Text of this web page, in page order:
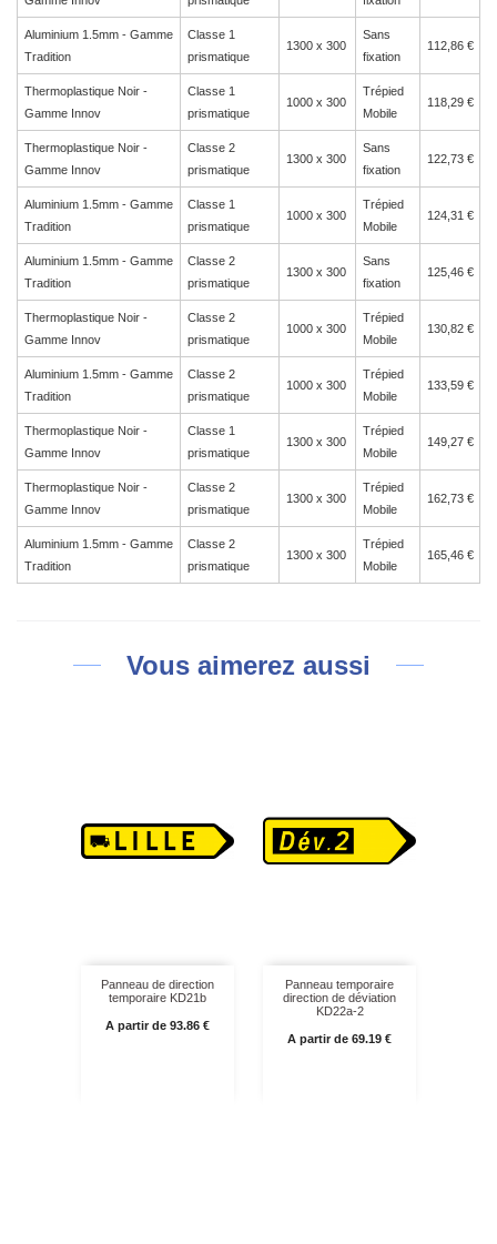
Aluminium 1.5mm - Gamme
Tradition
Classe 1
prismatique
1300 x 300
Sans
fixation
112,86 €
Thermoplastique Noir -
Gamme Innov
Classe 1
prismatique
1000 x 300
Trépied
Mobile
118,29 €
Thermoplastique Noir -
Gamme Innov
Classe 2
prismatique
1300 x 300
Sans
fixation
122,73 €
Aluminium 1.5mm - Gamme
Tradition
Classe 1
prismatique
1000 x 300
Trépied
Mobile
124,31 €
Aluminium 1.5mm - Gamme
Tradition
Classe 2
prismatique
1300 x 300
Sans
fixation
125,46 €
Thermoplastique Noir -
Gamme Innov
Classe 2
prismatique
1000 x 300
Trépied
Mobile
130,82 €
Aluminium 1.5mm - Gamme
Tradition
Classe 2
prismatique
1000 x 300
Trépied
Mobile
133,59 €
Thermoplastique Noir -
Gamme Innov
Classe 1
prismatique
1300 x 300
Trépied
Mobile
149,27 €
Thermoplastique Noir -
Gamme Innov
Classe 2
prismatique
1300 x 300
Trépied
Mobile
162,73 €
Aluminium 1.5mm - Gamme
Tradition
Classe 2
prismatique
1300 x 300
Trépied
Mobile
165,46 €
Vous aimerez aussi
Panneau de direction
temporaire KD21b
Prix
A partir de 93.86 €
Panneau temporaire
direction de déviation
KD22a-2
Prix
A partir de 69.19 €